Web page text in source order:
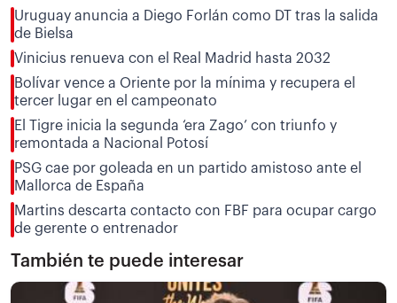
Uruguay anuncia a Diego Forlán como DT tras la salida
de Bielsa
Vinicius renueva con el Real Madrid hasta 2032
Bolívar vence a Oriente por la mínima y recupera el
tercer lugar en el campeonato
El Tigre inicia la segunda ‘era Zago’ con triunfo y
remontada a Nacional Potosí
PSG cae por goleada en un partido amistoso ante el
Mallorca de España
Martins descarta contacto con FBF para ocupar cargo
de gerente o entrenador
También te puede interesar